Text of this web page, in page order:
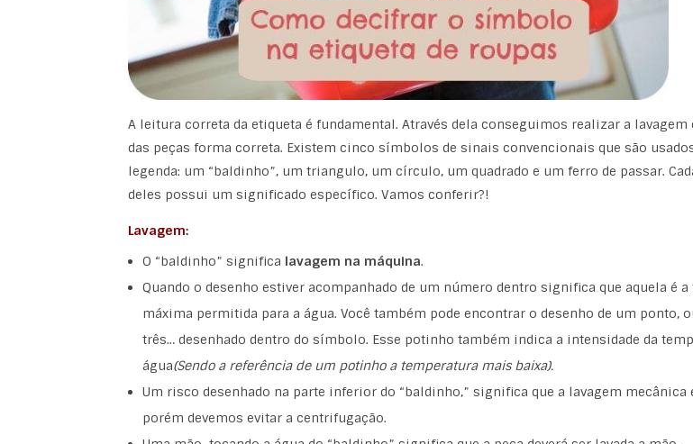
A leitura correta da etiqueta é fundamental. Através dela conseguimos realizar a lavagem
das peças forma correta. Existem cinco símbolos de sinais convencionais que são
legenda: um “baldinho”, um triangulo, um círculo, um quadrado e um ferro de passar.
deles possui um significado específico. Vamos conferir?!
Lavagem:
O “baldinho” significa lavagem na máquina.
Quando o desenho estiver acompanhado de um número dentro significa que aquela é
máxima permitida para a água. Você também pode encontrar o desenho de um ponto,
três… desenhado dentro do símbolo. Esse potinho também indica a intensidade da
água(Sendo a referência de um potinho a temperatura mais baixa).
Um risco desenhado na parte inferior do “baldinho,” significa que a lavagem mecânica
porém devemos evitar a centrifugação.